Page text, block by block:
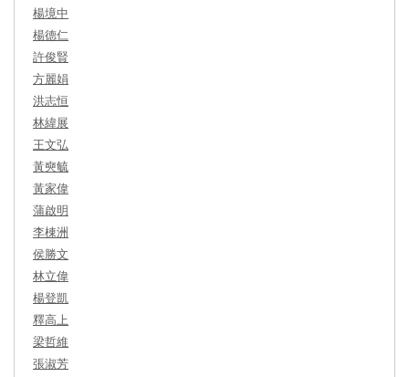
楊境中
楊德仁
許俊賢
方麗娟
洪志恒
林緯展
王文弘
黃奭毓
黃家偉
蒲啟明
李棟洲
侯勝文
林立偉
楊登凱
釋高上
梁哲維
張淑芳